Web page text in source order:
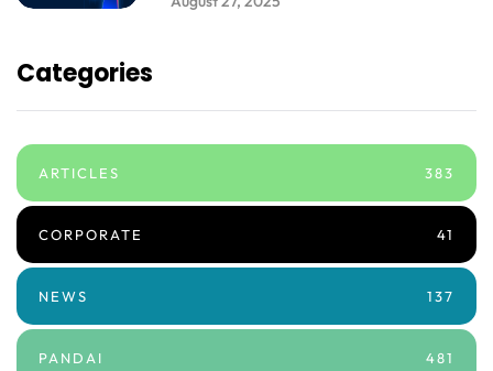
Categories
ARTICLES 383
CORPORATE 41
NEWS 137
PANDAI 481